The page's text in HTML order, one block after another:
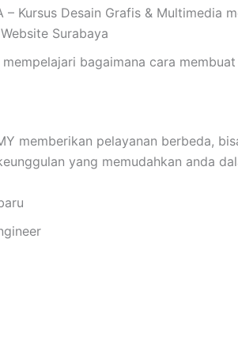
– Kursus Desain Grafis &
Surabaya
mempelajari bagaimana cara
memberikan pelayanan berbeda,
yang memudahkan anda